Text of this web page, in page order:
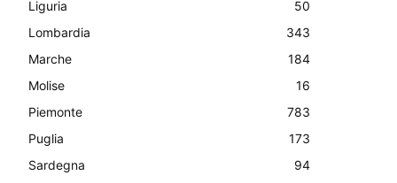
Liguria
50
Lombardia
343
Marche
184
Molise
16
Piemonte
783
Puglia
173
Sardegna
94